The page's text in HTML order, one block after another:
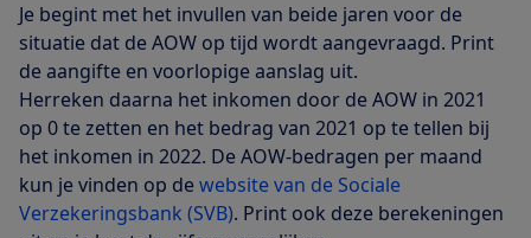
Je begint met het invullen van beide jaren voor de
situatie dat de AOW op tijd wordt aangevraagd. Print
de aangifte en voorlopige aanslag uit.
Herreken daarna het inkomen door de AOW in 2021
op 0 te zetten en het bedrag van 2021 op te tellen bij
het inkomen in 2022. De AOW-bedragen per maand
kun je vinden op dewebsite van de Sociale
Verzekeringsbank (SVB). Print ook deze berekeningen